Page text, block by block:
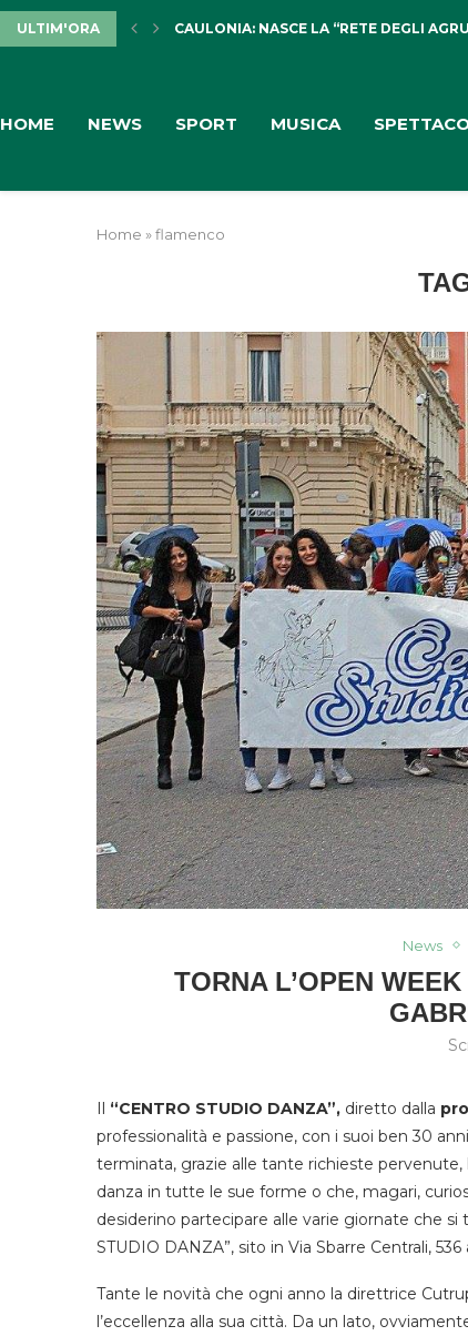
ULTIM'ORA CAULONIA: NASCE LA “RETE DEGLI
HOME NEWS SPORT MUSICA
Home »flamenco
News
TORNA L’OPEN
Il “CENTRO STUDIO DANZA”, diretto dalla
professionalità e passione, con i suoi ben 30
terminata, grazie alle tante richieste
danza in tutte le sue forme o che, magari,
desiderino partecipare alle varie giornate che si
STUDIO DANZA”, sito in Via Sbarre Centrali,
Tante le novità che ogni anno la direttrice
l’eccellenza alla sua città. Da un lato,